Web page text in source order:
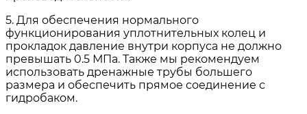
5. Для обеспечения нормального
функционирования уплотнительных колец и
прокладок давление внутри корпуса не должно
превышать 0.5 МПа. Также мы рекомендуем
использовать дренажные трубы большего
размера и обеспечить прямое соединение с
гидробаком.